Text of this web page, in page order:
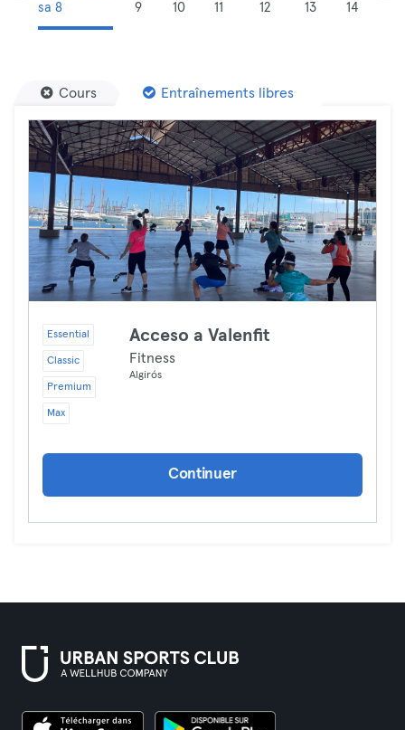
sa 8
9
10
11
12
13
14
Cours Entraînements libres
Essential
Classic
Premium
Max
Acceso a Valenfit
Fitness
Algirós
Continuer